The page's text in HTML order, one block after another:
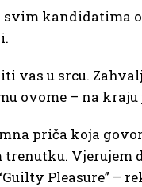
kandidatima
vas u srcu.
ovome – na kraju
priča koja
trenutku. Vjerujem
Pleasure” –